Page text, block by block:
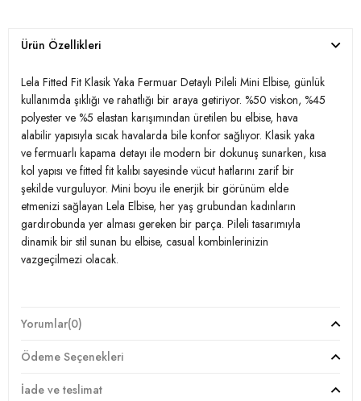
Ürün Özellikleri
Lela Fitted Fit Klasik Yaka Fermuar Detaylı Pileli Mini Elbise, günlük
kullanımda şıklığı ve rahatlığı bir araya getiriyor. %50 viskon, %45
polyester ve %5 elastan karışımından üretilen bu elbise, hava
alabilir yapısıyla sıcak havalarda bile konfor sağlıyor. Klasik yaka
ve fermuarlı kapama detayı ile modern bir dokunuş sunarken, kısa
kol yapısı ve fitted fit kalıbı sayesinde vücut hatlarını zarif bir
şekilde vurguluyor. Mini boyu ile enerjik bir görünüm elde
etmenizi sağlayan Lela Elbise, her yaş grubundan kadınların
gardırobunda yer alması gereken bir parça. Pileli tasarımıyla
dinamik bir stil sunan bu elbise, casual kombinlerinizin
vazgeçilmezi olacak.
Giyim Tarzı: Günlük/Casual
Materyal: %50 Viskon %45 Polyester %5 Elastan
Yorumlar(0)
Ödeme Seçenekleri
İade ve teslimat